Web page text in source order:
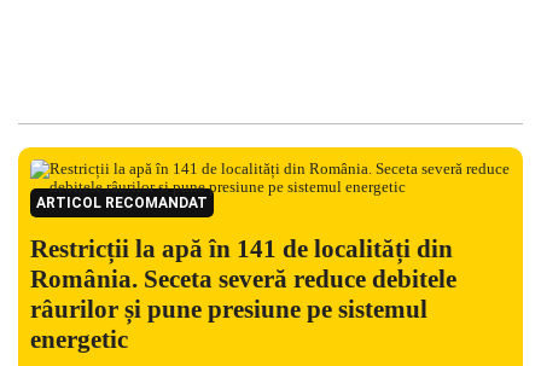
ARTICOL RECOMANDAT
Restricții la apă în 141 de localități din
România. Seceta severă reduce debitele
râurilor și pune presiune pe sistemul
energetic